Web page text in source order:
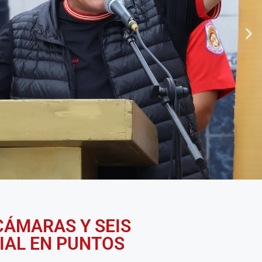
Y SEIS
EN PUNTOS